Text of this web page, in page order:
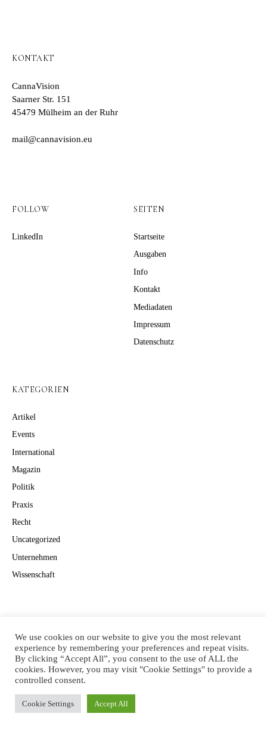
KONTAKT
CannaVision
Saarner Str. 151
45479 Mülheim an der Ruhr
mail@cannavision.eu
FOLLOW
LinkedIn
SEITEN
Startseite
Ausgaben
Info
Kontakt
Mediadaten
Impressum
Datenschutz
KATEGORIEN
Artikel
Events
International
Magazin
Politik
Praxis
Recht
Uncategorized
Unternehmen
Wissenschaft
© 2022EYEPRESS FACHMEDIEN GMBH
We use cookies on our website to give you the most relevant
experience by remembering your preferences and repeat visits.
By clicking “Accept All”, you consent to the use of ALL the
cookies. However, you may visit "Cookie Settings" to provide a
controlled consent.
Cookie Settings Accept All